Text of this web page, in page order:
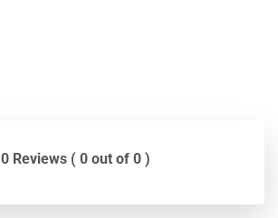
0 Reviews ( 0 out of 0 )